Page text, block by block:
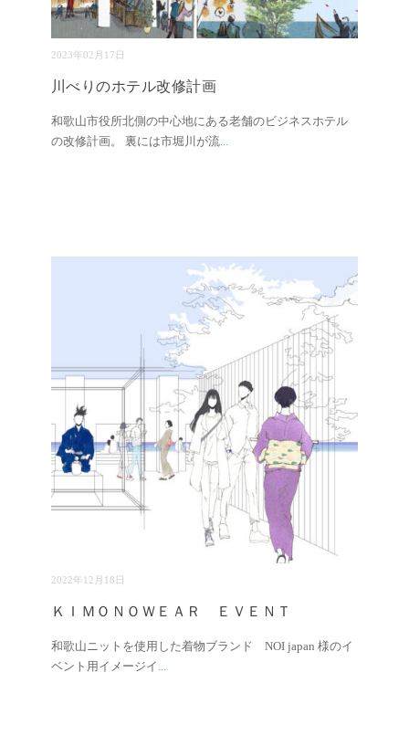
2023年02月17日
川べりのホテル改修計画
和歌山市役所北側の中心地にある老舗のビジネスホテル
の改修計画。 裏には市堀川が流...
2022年12月18日
ＫＩＭＯＮＯＷＥＡＲ ＥＶＥＮＴ
和歌山ニットを使用した着物ブランド NOI japan 様のイ
ベント用イメージイ ...